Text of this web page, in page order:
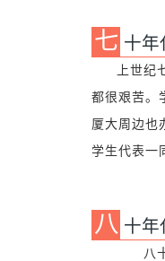
七 十年
上世
都很艰苦。
厦大周边也
学生代表一
八 十年
八十